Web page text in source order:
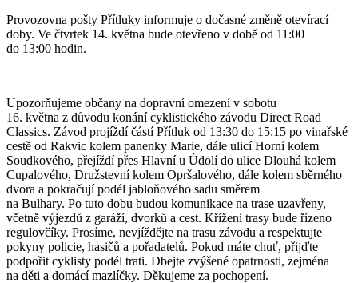
Provozovna pošty Přítluky informuje o dočasné změně otevírací
doby. Ve čtvrtek 14. května bude otevřeno v době od 11:00
do 13:00 hodin.
Upozorňujeme občany na dopravní omezení v sobotu
16. května z důvodu konání cyklistického závodu Direct Road
Classics. Závod projíždí částí Přítluk od 13:30 do 15:15 po vinařské
cestě od Rakvic kolem panenky Marie, dále ulicí Horní kolem
Soudkového, přejíždí přes Hlavní u Údolí do ulice Dlouhá kolem
Cupalového, Družstevní kolem Opršalového, dále kolem sběrného
dvora a pokračují podél jabloňového sadu směrem
na Bulhary. Po tuto dobu budou komunikace na trase uzavřeny,
včetně výjezdů z garáží, dvorků a cest. Křížení trasy bude řízeno
regulovčíky. Prosíme, nevjíždějte na trasu závodu a respektujte
pokyny policie, hasičů a pořadatelů. Pokud máte chuť, přijďte
podpořit cyklisty podél trati. Dbejte zvýšené opatrnosti, zejména
na děti a domácí mazlíčky. Děkujeme za pochopení.